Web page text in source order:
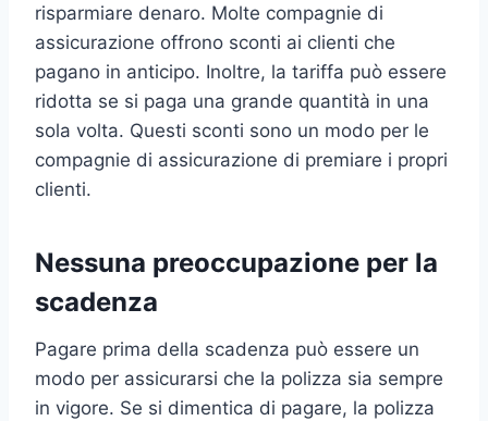
risparmiare denaro. Molte compagnie di
assicurazione offrono sconti ai clienti che
pagano in anticipo. Inoltre, la tariffa può essere
ridotta se si paga una grande quantità in una
sola volta. Questi sconti sono un modo per le
compagnie di assicurazione di premiare i propri
clienti.
Nessuna preoccupazione per la
scadenza
Pagare prima della scadenza può essere un
modo per assicurarsi che la polizza sia sempre
in vigore. Se si dimentica di pagare, la polizza